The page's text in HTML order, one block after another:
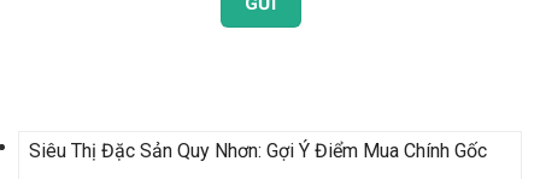
Siêu Thị Đặc Sản Quy Nhơn: Gợi Ý Điểm Mua Chính Gốc